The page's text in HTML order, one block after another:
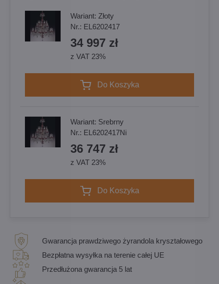
Wariant: Złoty
Nr.: EL6202417
34 997 zł
z VAT 23%
Do Koszyka
Wariant: Srebrny
Nr.: EL6202417Ni
36 747 zł
z VAT 23%
Do Koszyka
Gwarancja prawdziwego żyrandola kryształowego
Bezpłatna wysyłka na terenie całej UE
Przedłużona gwarancja 5 lat